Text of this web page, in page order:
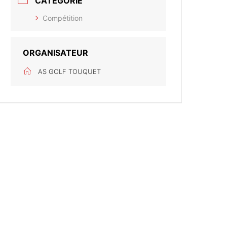
Compétition
ORGANISATEUR
AS GOLF TOUQUET